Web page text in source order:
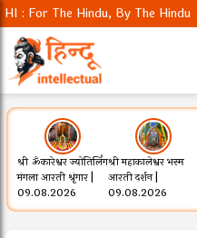
HI : For The Hindu, By The Hindu
श्री ॐकारेश्वर ज्योतिर्लिंग
मंगला आरती श्रृंगार |
09.08.2026
श्री महाकालेश्वर भस्म
आरती दर्शन |
09.08.2026